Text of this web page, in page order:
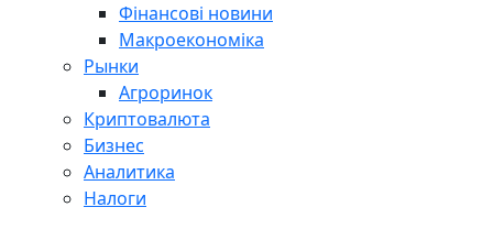
Фінансові новини
Макроекономіка
Рынки
Агроринок
Криптовалюта
Бизнес
Аналитика
Налоги